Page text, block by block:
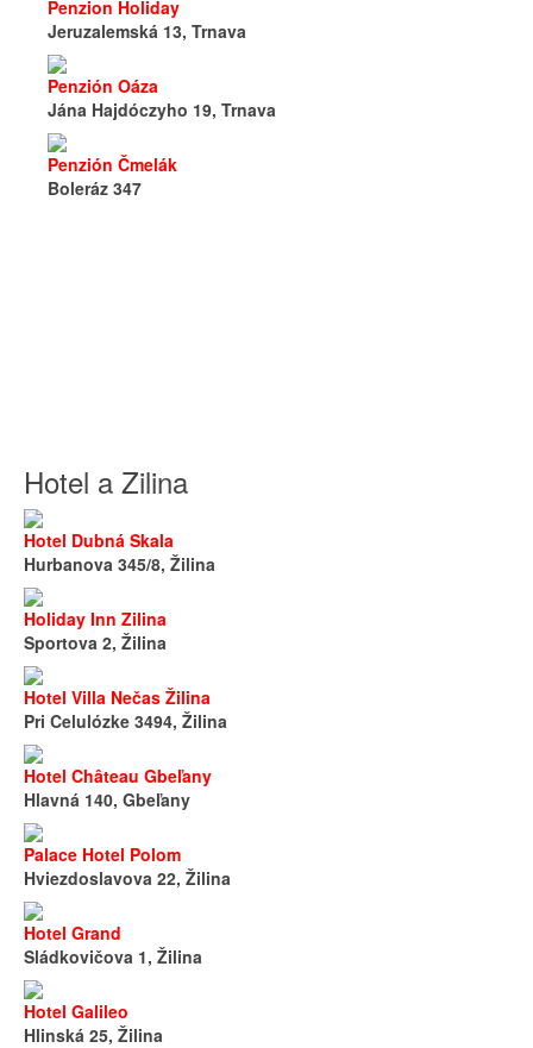
Penzion Holiday
Jeruzalemská 13, Trnava
Penzión Oáza
Jána Hajdóczyho 19, Trnava
Penzión Čmelák
Boleráz 347
Hotel a Zilina
Hotel Dubná Skala
Hurbanova 345/8, Žilina
Holiday Inn Zilina
Sportova 2, Žilina
Hotel Villa Nečas Žilina
Pri Celulózke 3494, Žilina
Hotel Château Gbeľany
Hlavná 140, Gbeľany
Palace Hotel Polom
Hviezdoslavova 22, Žilina
Hotel Grand
Sládkovičova 1, Žilina
Hotel Galileo
Hlinská 25, Žilina